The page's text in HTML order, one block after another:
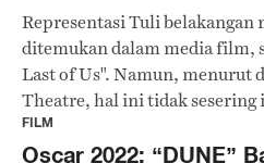
Representasi Tuli belakangan
ditemukan dalam media film,
Last of Us". Namun, menurut
Theatre, hal ini tidak
media video game, animasi,
FILM
Oscar 2022: “DUNE”